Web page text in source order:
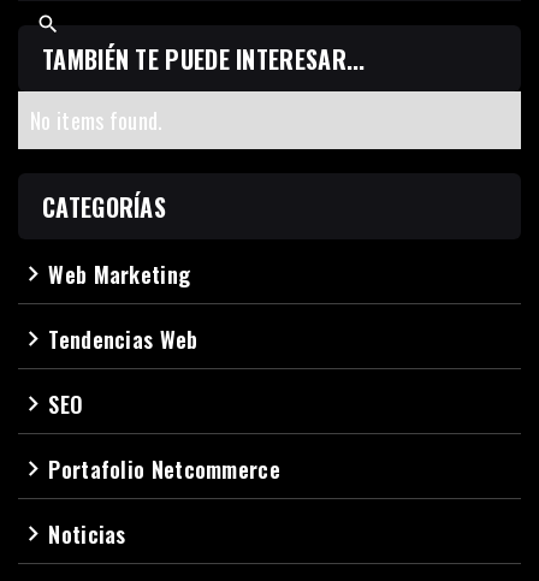
TAMBIÉN TE PUEDE INTERESAR...
No items found.
CATEGORÍAS
navigate_nextWeb Marketing
navigate_next Tendencias Web
navigate_next SEO
navigate_next Portafolio Netcommerce
navigate_next Noticias